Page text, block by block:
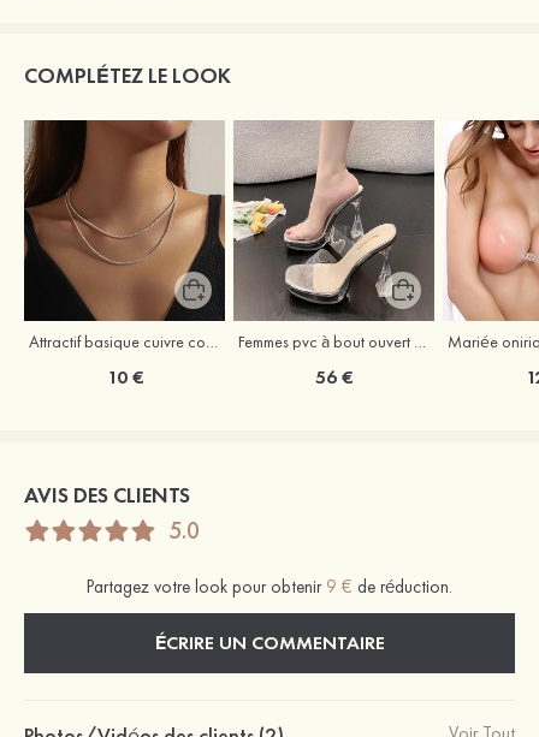
COMPLÉTEZ LE LOOK
Attractif basique cuivre colliers
10 €
Femmes pvc à bout ouvert sandales talon bottie chaussures de mode
56 €
AVIS DES CLIENTS
5.0
Partagez votre look pour obtenir 9 € de réduction.
ÉCRIRE UN COMMENTAIRE